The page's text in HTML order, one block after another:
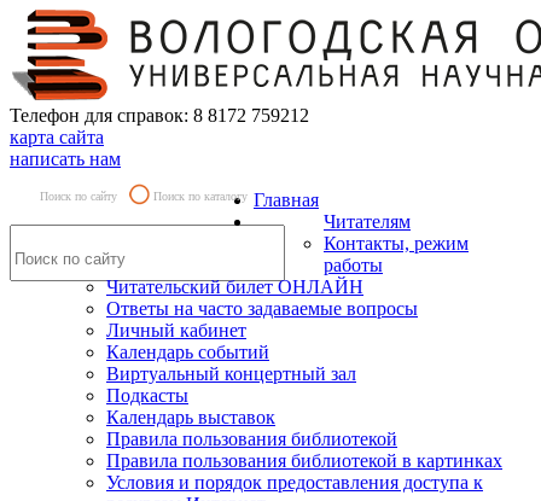
Телефон для справок: 8 8172 759212
карта сайта
написать нам
Поиск по сайту Поиск по каталогу Главная
Читателям
Контакты, режим
работы
Читательский билет ОНЛАЙН
Ответы на часто задаваемые вопросы
Личный кабинет
Календарь событий
Виртуальный концертный зал
Подкасты
Календарь выставок
Правила пользования библиотекой
Правила пользования библиотекой в картинках
Условия и порядок предоставления доступа к